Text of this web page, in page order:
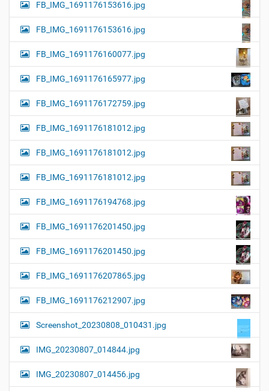
FB_IMG_1691176153616.jpg
FB_IMG_1691176153616.jpg
FB_IMG_1691176160077.jpg
FB_IMG_1691176165977.jpg
FB_IMG_1691176172759.jpg
FB_IMG_1691176181012.jpg
FB_IMG_1691176181012.jpg
FB_IMG_1691176181012.jpg
FB_IMG_1691176194768.jpg
FB_IMG_1691176201450.jpg
FB_IMG_1691176201450.jpg
FB_IMG_1691176207865.jpg
FB_IMG_1691176212907.jpg
Screenshot_20230808_010431.jpg
IMG_20230807_014844.jpg
IMG_20230807_014456.jpg